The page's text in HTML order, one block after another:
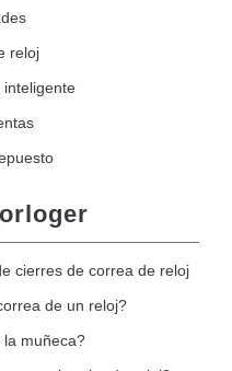
reloj
inteligente
cierres de correa de reloj
de un reloj?
muñeca?